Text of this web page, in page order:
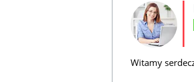
Witamy